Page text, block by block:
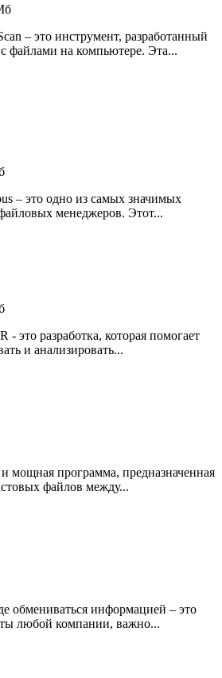
– это инструмент, разработанный
файлами на компьютере. Эта...
– это одно из самых значимых
менеджеров. Этот...
это разработка, которая помогает
и анализировать...
мощная программа, предназначенная
файлов между...
обмениваться информацией – это
любой компании, важно...